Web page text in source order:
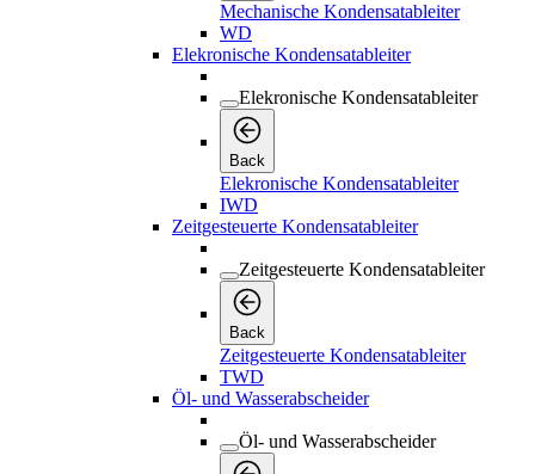
Mechanische Kondensatableiter
WD
Elekronische Kondensatableiter
Elekronische Kondensatableiter
Back
Elekronische Kondensatableiter
IWD
Zeitgesteuerte Kondensatableiter
Zeitgesteuerte Kondensatableiter
Back
Zeitgesteuerte Kondensatableiter
TWD
Öl- und Wasserabscheider
Öl- und Wasserabscheider